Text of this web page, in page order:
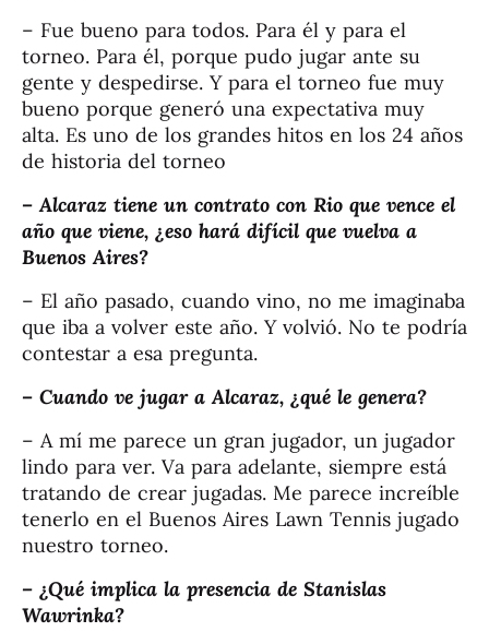
– Fue bueno para todos. Para él y para el
torneo. Para él, porque pudo jugar ante su
gente y despedirse. Y para el torneo fue muy
bueno porque generó una expectativa muy
alta. Es uno de los grandes hitos en los 24 años
de historia del torneo
– Alcaraz tiene un contrato con Rio que vence el
año que viene, ¿eso hará difícil que vuelva a
Buenos Aires?
– El año pasado, cuando vino, no me imaginaba
que iba a volver este año. Y volvió. No te podría
contestar a esa pregunta.
– Cuando ve jugar a Alcaraz, ¿qué le genera?
– A mí me parece un gran jugador, un jugador
lindo para ver. Va para adelante, siempre está
tratando de crear jugadas. Me parece increíble
tenerlo en el Buenos Aires Lawn Tennis jugado
nuestro torneo.
– ¿Qué implica la presencia de Stanislas
Wawrinka?